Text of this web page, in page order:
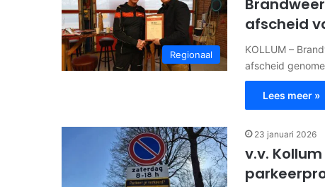
Regionaal
afscheid
KOLLUM –
afscheid
Lees meer »
23 januari 2026
v.v.